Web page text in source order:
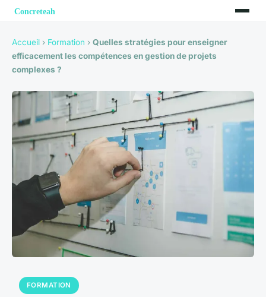
Accueil › Formation › Quelles stratégies pour enseigner
efficacement les compétences en gestion de projets
complexes ?
FORMATION